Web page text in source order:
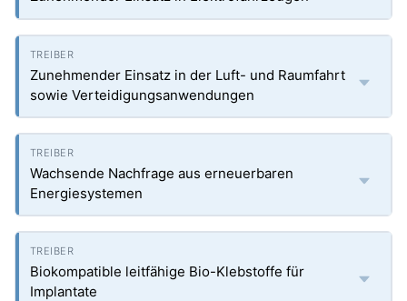
Zunehmender Einsatz in der Luft- und Raumfahrt
sowie Verteidigungsanwendungen
Wachsende Nachfrage aus erneuerbaren
Energiesystemen
Biokompatible leitfähige Bio-Klebstoffe für
Implantate